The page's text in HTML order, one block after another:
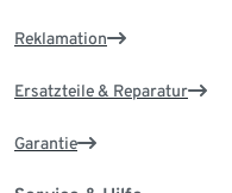
Reklamation
Ersatzteile & Reparatur
Garantie